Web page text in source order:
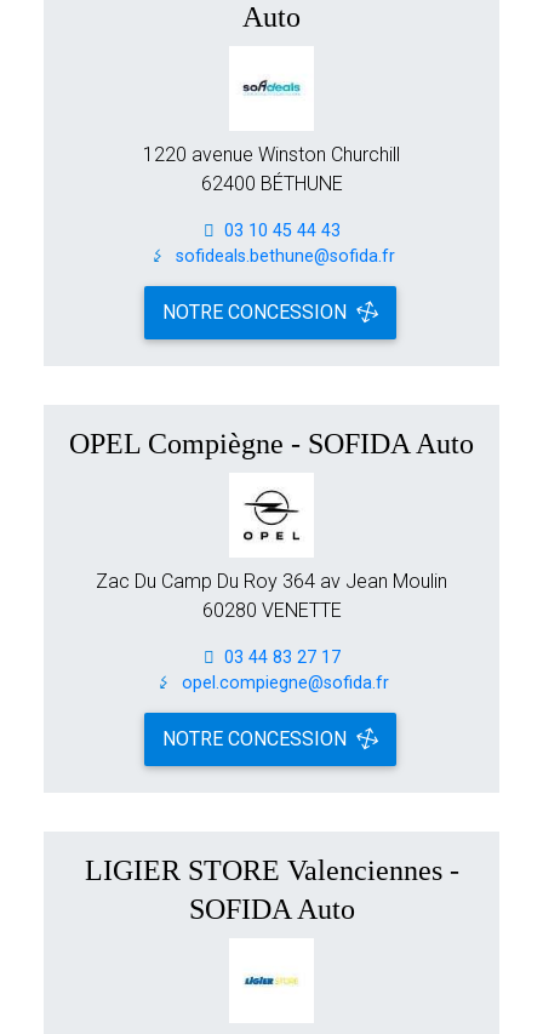
Auto
1220 avenue Winston Churchill
62400 BÉTHUNE
03 10 45 44 43
sofideals.bethune@sofida.fr
NOTRE CONCESSION
OPEL Compiègne - SOFIDA Auto
Zac Du Camp Du Roy 364 av Jean Moulin
60280 VENETTE
03 44 83 27 17
opel.compiegne@sofida.fr
NOTRE CONCESSION
LIGIER STORE Valenciennes -
SOFIDA Auto